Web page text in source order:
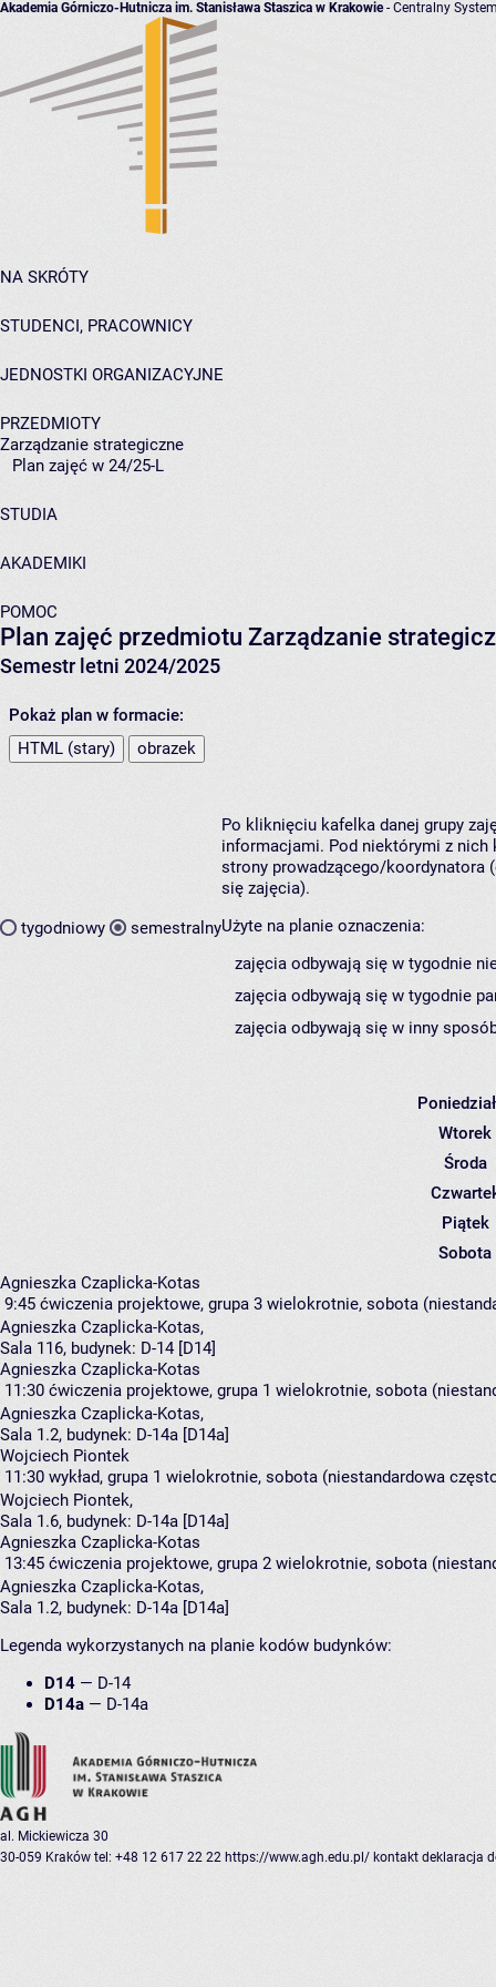
Akademia Górniczo-Hutnicza im. Stanisława Staszica w Krakowie- Centralny
NA SKRÓTY
STUDENCI, PRACOWNICY
JEDNOSTKI ORGANIZACYJNE
PRZEDMIOTY
Zarządzanie strategiczne
Plan zajęć w 24/25-L
STUDIA
AKADEMIKI
POMOC
Plan zajęć przedmiotu Zarządzanie
Semestr letni 2024/2025
Pokaż plan w formacie:
HTML (stary)
obrazek
tygodniowy semestralny
Po kliknięciu kafelka danej grupy
informacjami. Pod niektórymi z nich
strony prowadzącego/koordynatora
się zajęcia).
Użyte na planie oznaczenia:
zajęcia odbywają się w tygodnie
zajęcia odbywają się w tygodnie
zajęcia odbywają się w inny
Wtorek
Środa
Piątek
Sobota
Agnieszka Czaplicka-Kotas
9:45 ćwiczenia projektowe, grupa 3 wielokrotnie, sobota
Agnieszka Czaplicka-Kotas,
Sala 116, budynek: D-14 [D14]
Agnieszka Czaplicka-Kotas
11:30 ćwiczenia projektowe, grupa 1 wielokrotnie, sobota
Agnieszka Czaplicka-Kotas,
Sala 1.2, budynek: D-14a [D14a]
Wojciech Piontek
11:30 wykład, grupa 1 wielokrotnie, sobota (niestandardowa
Wojciech Piontek,
Sala 1.6, budynek: D-14a [D14a]
Agnieszka Czaplicka-Kotas
13:45 ćwiczenia projektowe, grupa 2 wielokrotnie, sobota
Agnieszka Czaplicka-Kotas,
Sala 1.2, budynek: D-14a [D14a]
Legenda wykorzystanych na planie kodów budynków:
D14 — D-14
D14a — D-14a
al. Mickiewicza 30
30-059 Kraków tel: +48 12 617 22 22 https://www.agh.edu.pl/ kontakt deklaracja